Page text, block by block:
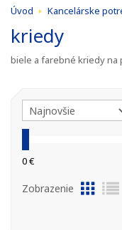
Úvod Kancelárske
kriedy
biele a farebné kriedy na
0 €
Zobrazenie